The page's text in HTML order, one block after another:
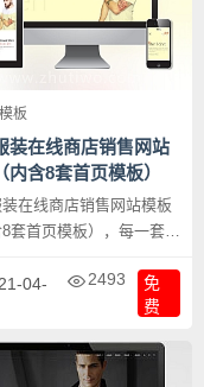
板
装在线商店销售网站
内含8套首页模板）
在线商店销售网站模板
8套首页模板），每一套模
择，可以定期更换不同
04-
2493
免
费